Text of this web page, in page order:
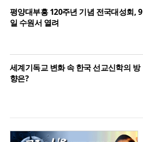
평양대부흥 120주년 기념 전국대성회, 9
일 수원서 열려
세계기독교 변화 속 한국 선교신학의 방
향은?